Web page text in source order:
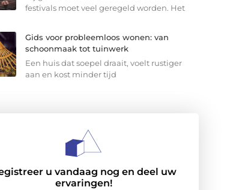
festivals moet veel geregeld worden. Het
Gids voor probleemloos wonen: van
schoonmaak tot tuinwerk
Een huis dat soepel draait, voelt rustiger
aan en kost minder tijd
u vandaag nog en deel uw
ervaringen!